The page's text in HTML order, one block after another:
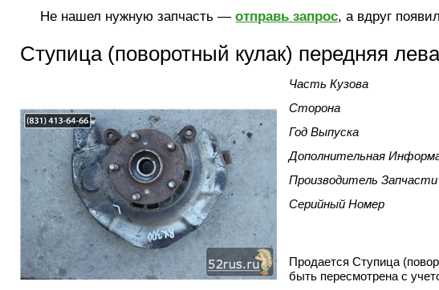
Не нашел нужную запчасть —отправь запрос, а вдруг
Ступица (поворотный кулак) передняя
Часть Кузова
Сторона
Год Выпуска
Дополнительная
Производитель Запчасти
Серийный Номер
Продается Ступица
быть пересмотрена с